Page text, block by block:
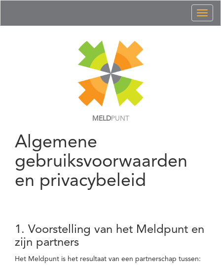
MELDPUNT
Algemene
gebruiksvoorwaarden
en privacybeleid
1. Voorstelling van het Meldpunt en
zijn partners
Het Meldpunt is het resultaat van een partnerschap tussen: